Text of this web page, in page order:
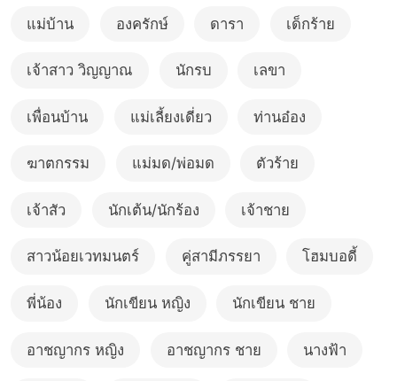
แม่บ้าน องครักษ์ ดารา เด็กร้าย
เจ้าสาว วิญญาณ นักรบ เลขา
เพื่อนบ้าน แม่เลี้ยงเดี่ยว ท่านอ๋อง
ฆาตกรรม แม่มด/พ่อมด ตัวร้าย
เจ้าสัว นักเต้น/นักร้อง เจ้าชาย
สาวน้อยเวทมนตร์ คู่สามีภรรยา โฮมบอดี้
พี่น้อง นักเขียน หญิง นักเขียน ชาย
อาชญากร หญิง อาชญากร ชาย นางฟ้า